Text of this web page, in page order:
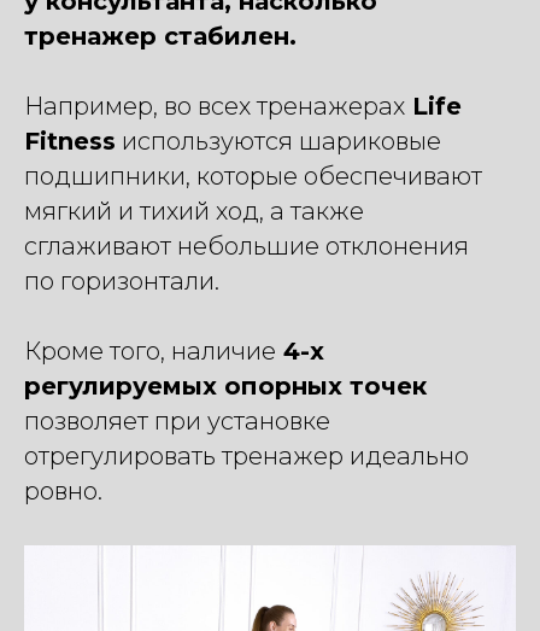
тренажер стабилен.
Например, во всех тренажерах Life
Fitness используются шариковые
подшипники, которые обеспечивают
мягкий и тихий ход, а также
сглаживают небольшие отклонения
по горизонтали.
Кроме того, наличие 4-х
регулируемых опорных точек
позволяет при установке
отрегулировать тренажер идеально
ровно.